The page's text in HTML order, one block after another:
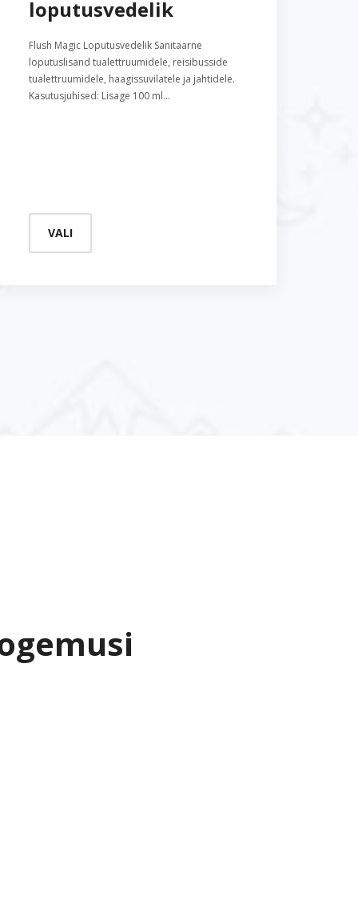
loputusvedelik
Flush Magic Loputusvedelik Sanitaarne
loputuslisand tualettruumidele, reisibusside
tualettruumidele, haagissuvilatele ja jahtidele.
Kasutusjuhised: Lisage 100 ml…
VALI